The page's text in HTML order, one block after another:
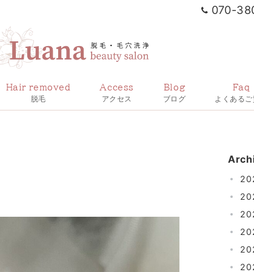
070-
Hair removed
脱毛
Access
アクセス
Blog
ブログ
Faq
よくあるご